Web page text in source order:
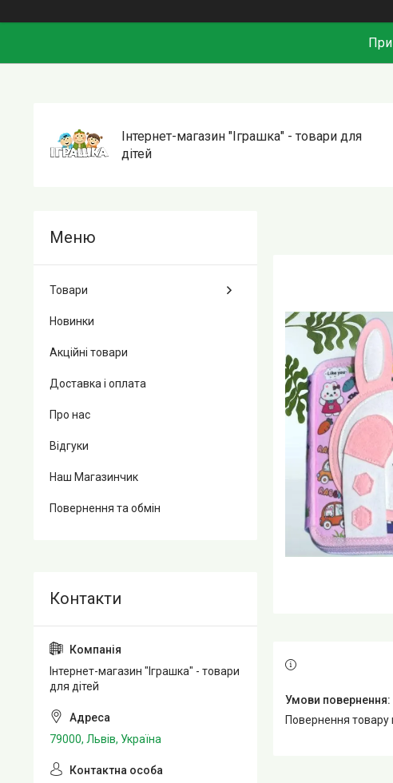
Інтернет-магазин "Іграшка" - товари для
дітей
повернення
Товари
Новинки
Акційні товари
Доставка і оплата
Про нас
Відгуки
Наш Магазинчик
Повернення та обмін
Інтернет-магазин "Іграшка" - товари
для дітей
79000, Львів, Україна